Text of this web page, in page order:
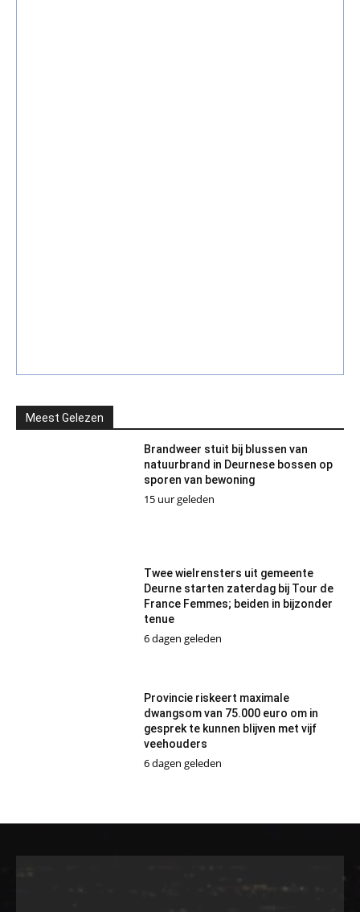
Meest Gelezen
Brandweer stuit bij blussen van
natuurbrand in Deurnese bossen op
sporen van bewoning
15 uur geleden
Twee wielrensters uit gemeente
Deurne starten zaterdag bij Tour de
France Femmes; beiden in bijzonder
tenue
6 dagen geleden
Provincie riskeert maximale
dwangsom van 75.000 euro om in
gesprek te kunnen blijven met vijf
veehouders
6 dagen geleden